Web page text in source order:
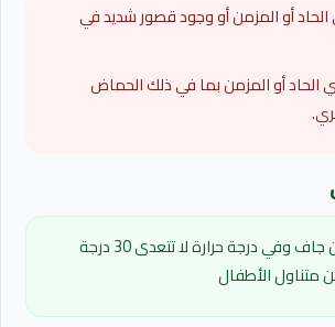
أو المزمن أو وجود قصور شديد في
الحاد أو المزمن بما في ذلك الحماض
يحفظ في مكان جاف وفي درجة حرارة لا تتعدى 30 درجة
متناول الأطفال